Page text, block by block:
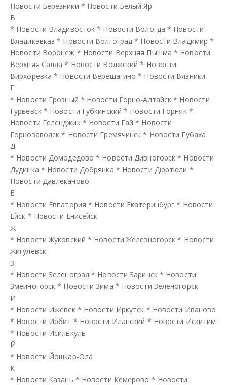
Новости Березники * Новости Белый Яр
В
* Новости Владивосток * Новости Вологда * Новости
Владикавказ * Новости Волгоград * Новости Владимир *
Новости Воронеж * Новости Верхняя Пышма * Новости
Верхняя Салда * Новости Волжский * Новости
Вирхоревка * Новости Верещагино * Новости Вязники
Г
* Новости Грозный * Новости Горно-Алтайск * Новости
Гурьевск * Новости Губкинский * Новости Горняк *
Новости Геленджик * Новости Гай * Новости
Горнозаводск * Новости Гремячинск * Новости Губаха
Д
* Новости Домодедово * Новости Дивногорск * Новости
Дудинка * Новости Добрянка * Новости Дюртюли *
Новости Давлеканово
Е
* Новости Евпатория * Новости Екатеринбург * Новости
Ейск * Новости Енисейск
Ж
* Новости Жуковский * Новости Железногорск * Новости
Жигулёвск
З
* Новости Зеленоград * Новости Заринск * Новости
Змеиногорск * Новости Зима * Новости Зеленогорск
И
* Новости Ижевск * Новости Иркутск * Новости Иваново
* Новости Ирбит * Новости Иланский * Новости Искитим
* Новости Исилькуль
Й
* Новости Йошкар-Ола
К
* Новости Казань * Новости Кемерово * Новости